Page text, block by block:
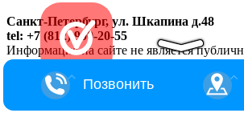
Санкт-Петербург, ул. Шкапина д.48
tel: +7 (812) 900-20-55
Информация на сайте не является
Позвонить